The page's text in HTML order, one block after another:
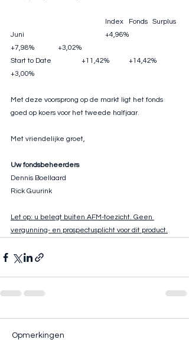
				Index	Fonds	Surplus
Juni				+4,96%
+7,98%	+3,02%
Start to Date		+11,42%	+14,42%
+3,00%
Met deze voorsprong op de markt ligt het fonds
goed op koers voor het tweede halfjaar.
Met vriendelijke groet,
Uw fondsbeheerders
Dennis Boellaard
Rick Guurink
Let op: u belegt buiten AFM-toezicht. Geen
vergunning- en prospectusplicht voor dit product.
Opmerkingen